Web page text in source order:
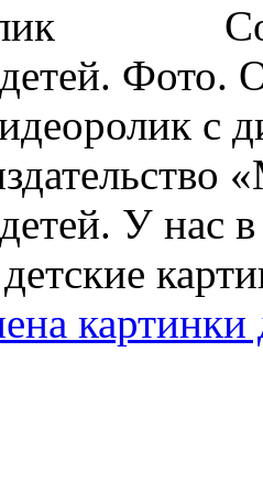
Фото.
с
У нас в
картинки